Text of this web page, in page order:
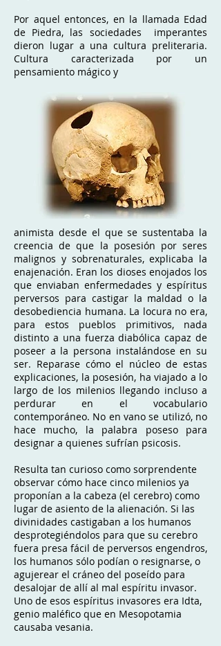
Por aquel entonces, en la llamada Edad
de Piedra, las sociedades imperantes
dieron lugar a una cultura preliteraria.
Cultura caracterizada por un
pensamiento mágico y
animista desde el que se sustentaba la
creencia de que la posesión por seres
malignos y sobrenaturales, explicaba la
enajenación. Eran los dioses enojados los
que enviaban enfermedades y espíritus
perversos para castigar la maldad o la
desobediencia humana. La locura no era,
para estos pueblos primitivos, nada
distinto a una fuerza diabólica capaz de
poseer a la persona instalándose en su
ser. Reparase cómo el núcleo de estas
explicaciones, la posesión, ha viajado a lo
largo de los milenios llegando incluso a
perdurar en el vocabulario
contemporáneo. No en vano se utilizó, no
hace mucho, la palabra poseso para
designar a quienes sufrían psicosis.
Resulta tan curioso como sorprendente
observar cómo hace cinco milenios ya
proponían a la cabeza (el cerebro) como
lugar de asiento de la alienación. Si las
divinidades castigaban a los humanos
desprotegiéndolos para que su cerebro
fuera presa fácil de perversos engendros,
los humanos sólo podían o resignarse, o
agujerear el cráneo del poseído para
desalojar de allí al mal espíritu invasor.
Uno de esos espíritus invasores era Idta,
genio maléfico que en Mesopotamia
causaba vesania.